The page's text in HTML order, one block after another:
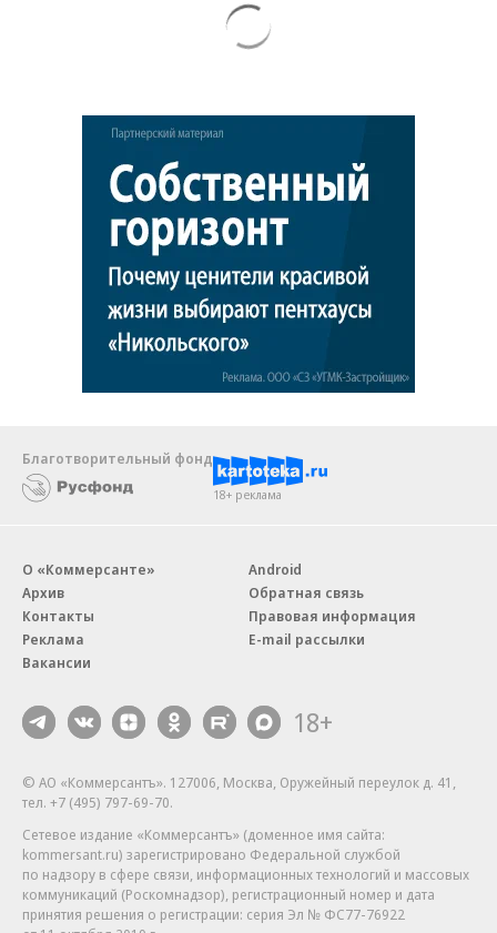
Благотворительный фонд
18+ реклама
О «Коммерсанте»
Архив
Контакты
Реклама
Вакансии
Android
Обратная связь
Правовая информация
E-mail рассылки
18+
© АО «Коммерсантъ». 127006, Москва, Оружейный переулок д. 41,
тел. +7 (495) 797-69-70.
Сетевое издание «Коммерсантъ» (доменное имя сайта:
kommersant.ru) зарегистрировано Федеральной службой
по надзору в сфере связи, информационных технологий и массовых
коммуникаций (Роскомнадзор), регистрационный номер и дата
принятия решения о регистрации: серия Эл № ФС77-76922